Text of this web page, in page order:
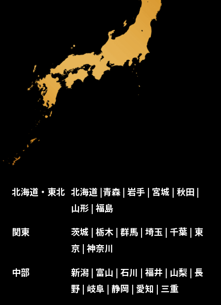
北海道・東北 北海道 |青森| 岩手| 宮城 | 秋田|
山形| 福島
関東
茨城 | 栃木| 群馬| 埼玉 | 千葉| 東
京 | 神奈川
中部
新潟| 富山 | 石川 | 福井 | 山梨 | 長
野| 岐阜 | 静岡 | 愛知 | 三重